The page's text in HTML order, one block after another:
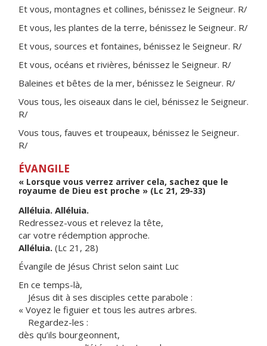
Et vous, montagnes et collines, bénissez le Seigneur. R/
Et vous, les plantes de la terre, bénissez le Seigneur. R/
Et vous, sources et fontaines, bénissez le Seigneur. R/
Et vous, océans et rivières, bénissez le Seigneur. R/
Baleines et bêtes de la mer, bénissez le Seigneur. R/
Vous tous, les oiseaux dans le ciel, bénissez le Seigneur.
R/
Vous tous, fauves et troupeaux, bénissez le Seigneur.
R/
ÉVANGILE
« Lorsque vous verrez arriver cela, sachez que le
royaume de Dieu est proche » (Lc 21, 29-33)
Alléluia. Alléluia.
Redressez-vous et relevez la tête,
car votre rédemption approche.
Alléluia. (Lc 21, 28)
Évangile de Jésus Christ selon saint Luc
En ce temps-là,
Jésus dit à ses disciples cette parabole :
« Voyez le figuier et tous les autres arbres.
Regardez-les :
dès qu’ils bourgeonnent,